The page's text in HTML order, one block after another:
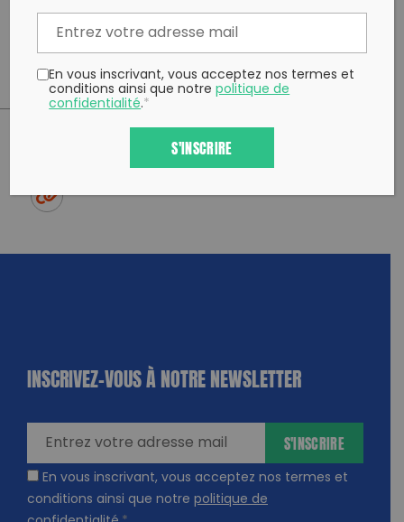
population française doit se mobiliser, soit plus de 3
millions de personnes.
PARTAGER CET ARTICLE:
INSCRIVEZ-VOUS À NOTRE NEWSLETTER
En vous inscrivant, vous acceptez nos termes et
conditions ainsi que notre politique de
S'INSCRIRE
En vous inscrivant, vous acceptez nos termes et
conditions ainsi que notrepolitique de
confidentialité.*
S'INSCRIRE